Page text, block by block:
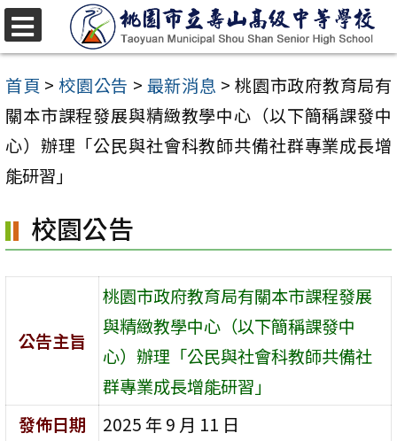
跳
至
主
要
內
容
首頁 > 校園公告 > 最新消息 > 桃園市政府教育局有
關本市課程發展與精緻教學中心（以下簡稱課發中
心）辦理「公民與社會科教師共備社群專業成長增
能研習」
校園公告
公告主旨
桃園市政府教育局有關本市課程發展
與精緻教學中心（以下簡稱課發中
心）辦理「公民與社會科教師共備社
群專業成長增能研習」
發佈日期
2025 年 9 月 11 日
選
單